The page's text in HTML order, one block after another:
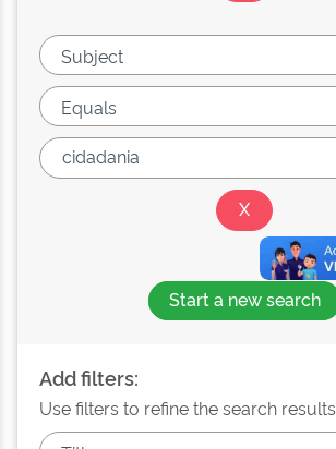
Start a new search
Add filters:
Use filters to refine the search